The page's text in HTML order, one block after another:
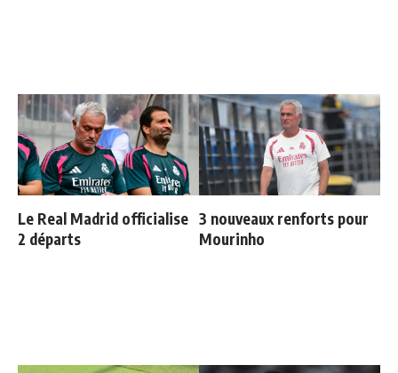
Le Real Madrid officialise
2 départs
3 nouveaux renforts pour
Mourinho